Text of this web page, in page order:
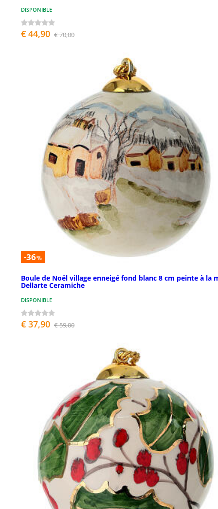
DISPONIBLE
€ 44,90 € 70,00
-36%
Boule de Noël village enneigé fond blanc 8 cm peinte à la
Dellarte Ceramiche
DISPONIBLE
€ 37,90 € 59,00